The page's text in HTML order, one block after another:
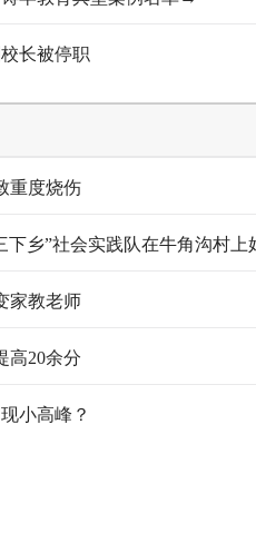
长被停职
重度烧伤
下乡”社会实践队在牛角沟村上
家教老师
高20余分
小高峰？